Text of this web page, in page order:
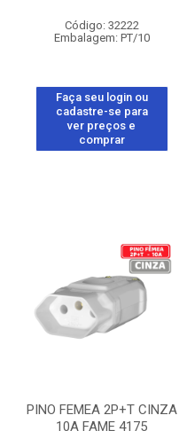
Código: 32222
Embalagem: PT/10
Faça seu login ou
cadastre-se para
ver preços e
comprar
PINO FEMEA 2P+T CINZA
10A FAME 4175